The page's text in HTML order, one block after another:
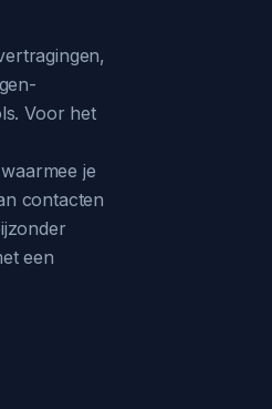
Voor het
je
contacten
een